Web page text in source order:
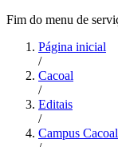
Fim do menu de
Página inicial
/
Cacoal
/
Editais
/
Campus Cacoal